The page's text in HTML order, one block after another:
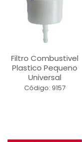
Filtro Combustivel
Plastico Pequeno
Universal
Código: 9157